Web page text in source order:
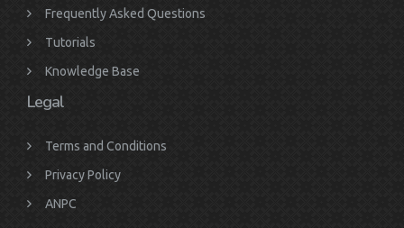
Frequently Asked Questions
Tutorials
Knowledge Base
Legal
Terms and Conditions
Privacy Policy
ANPC